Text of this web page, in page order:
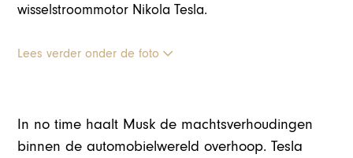
wisselstroommotor Nikola Tesla.
Lees verder onder de foto
In no time haalt Musk de machtsverhoudingen
binnen de automobielwereld overhoop. Tesla